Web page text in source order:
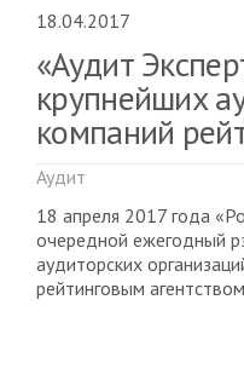
18.04.2017
«Аудит
крупнейших
компаний
Аудит
18 апреля 2017 года
очередной ежегодный
аудиторских
рейтинговым